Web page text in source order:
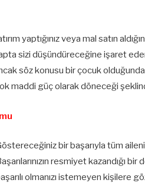
yaptığınız veya mal satın
sizi düşündüreceğine işaret
söz konusu bir çocuk
maddi güç olarak döneceği
bir başarıyla tüm
resmiyet kazandığı
olmanızı istemeyen kişilere